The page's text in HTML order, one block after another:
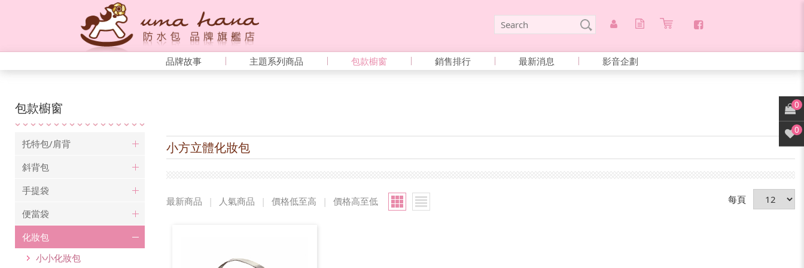
品牌故事 主題系列商品 包款櫥窗 銷售排行 最新消息 影音企劃
包款櫥窗
托特包/肩背
斜背包
手提袋
便當袋
化妝包
小小化妝包
小方立體化妝包
最新商品 | 人氣商品 | 價格低至高 | 價格高至低 每頁
0
0